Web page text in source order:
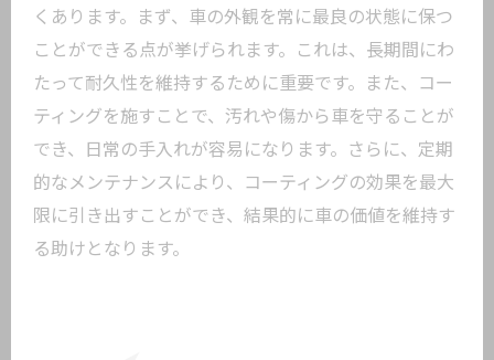
くあります。まず、車の外観を常に最良の状態に保つ
ことができる点が挙げられます。これは、長期間にわ
たって耐久性を維持するために重要です。また、コー
ティングを施すことで、汚れや傷から車を守ることが
でき、日常の手入れが容易になります。さらに、定期
的なメンテナンスにより、コーティングの効果を最大
限に引き出すことができ、結果的に車の価値を維持す
る助けとなります。